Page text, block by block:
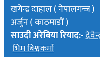
खगेन्द्र दाहाल ( नेपालगन्ज )
अर्जुन ( काठमाडौं )
साउदी अरेबिया रियाद:-
भिम बिश्वकर्मा